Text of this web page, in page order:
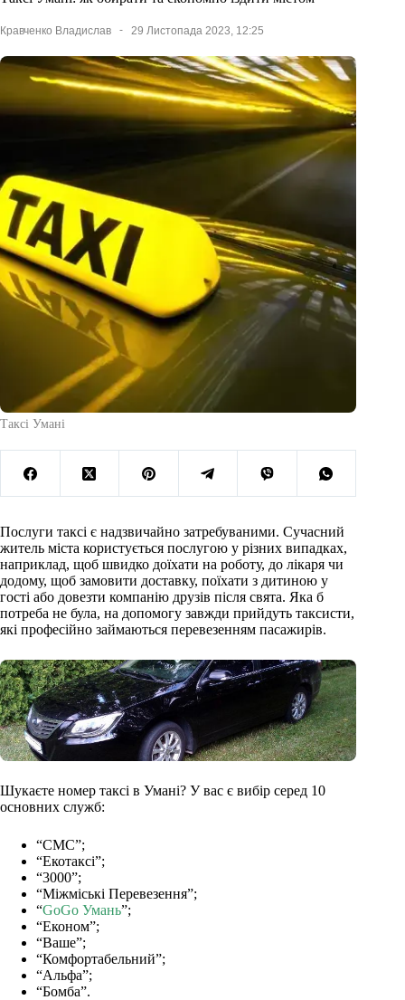
Кравченко Владислав 29 Листопада 2023, 12:25
Таксі Умані
Послуги таксі є надзвичайно затребуваними. Сучасний
житель міста користується послугою у різних випадках,
наприклад, щоб швидко доїхати на роботу, до лікаря чи
додому, щоб замовити доставку, поїхати з дитиною у
гості або довезти компанію друзів після свята. Яка б
потреба не була, на допомогу завжди прийдуть таксисти,
які професійно займаються перевезенням пасажирів.
Шукаєте номер таксі в Умані? У вас є вибір серед 10
основних служб:
“СМС”;
“Екотаксі”;
“3000”;
“Міжміські Перевезення”;
“GoGo Умань”;
“Економ”;
“Ваше”;
“Комфортабельний”;
“Альфа”;
“Бомба”.